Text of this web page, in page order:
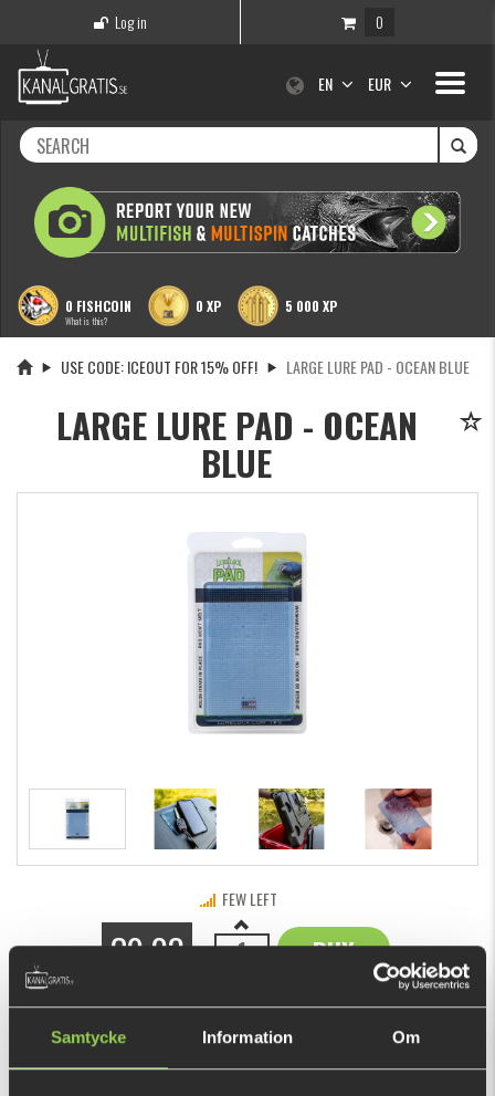
Samtycke Information Om
Log in 0
Toggle
EN EUR
0 FISHCOIN
What is this?
0 XP 5 000 XP
USE CODE: ICEOUT FOR 15% OFF! LARGE LURE PAD - OCEAN BLUE
LARGE LURE PAD - OCEAN
BLUE
FEW LEFT
€9.03 BUY
OK
The Lure Pad will hold your cell phone, lures, baits and tackle.